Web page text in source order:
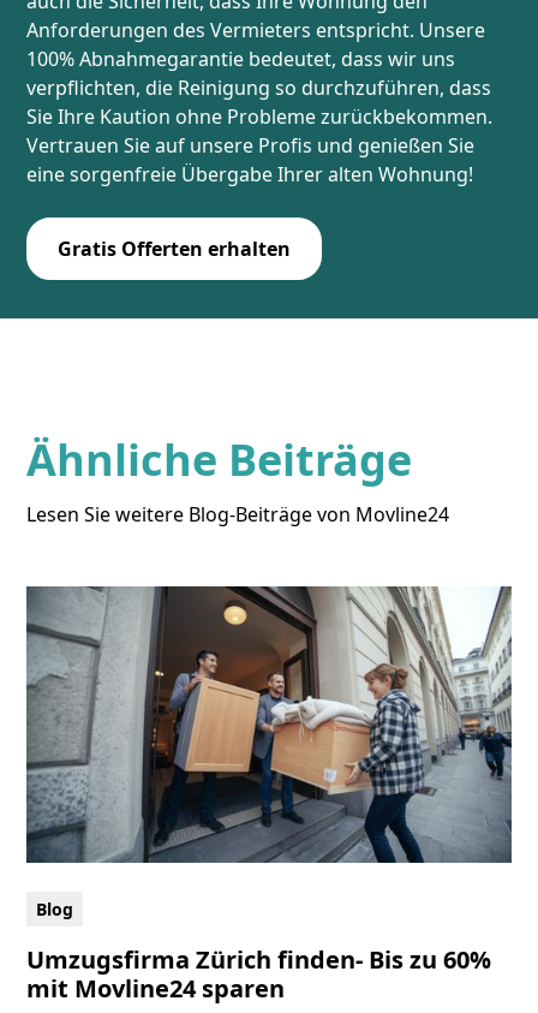
Anforderungen des Vermieters entspricht. Unsere
100% Abnahmegarantie bedeutet, dass wir uns
verpflichten, die Reinigung so durchzuführen, dass
Sie Ihre Kaution ohne Probleme zurückbekommen.
Vertrauen Sie auf unsere Profis und genießen Sie
eine sorgenfreie Übergabe Ihrer alten Wohnung!
Gratis Offerten erhalten
Ähnliche Beiträge
Lesen Sie weitere Blog-Beiträge von Movline24
Blog
Umzugsfirma Zürich finden- Bis zu 60%
mit Movline24 sparen